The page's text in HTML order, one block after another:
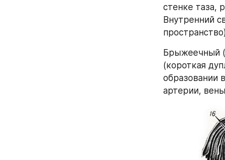
стенке таза,
Внутренний
Брыжеечный
(короткая
образовании
артерии,